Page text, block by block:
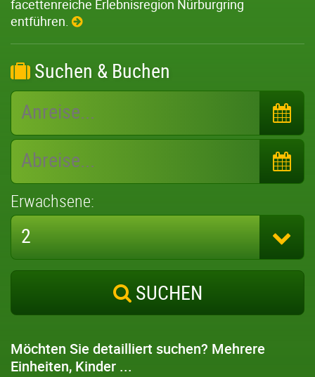
facettenreiche Erlebnisregion Nürburgring
entführen.
Suchen & Buchen
Erwachsene:
2
SUCHEN
Möchten Sie detailliert suchen? Mehrere
Einheiten, Kinder ...